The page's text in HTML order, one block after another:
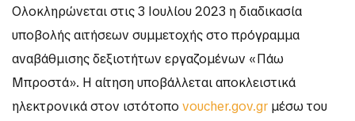
Ολοκληρώνεται στις 3 Ιουλίου 2023 η διαδικασία
υποβολής αιτήσεων συμμετοχής στο πρόγραμμα
αναβάθμισης δεξιοτήτων εργαζομένων «Πάω
Μπροστά». Η αίτηση υποβάλλεται αποκλειστικά
ηλεκτρονικά στον ιστότοπο voucher.gov.gr μέσω του